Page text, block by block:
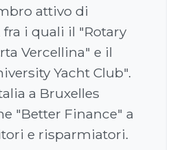
attivo di
i quali il "Rotary
Vercellina" e il
Yacht Club".
a Bruxelles
"Better Finance" a
e risparmiatori.